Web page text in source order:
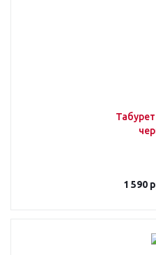
1 590